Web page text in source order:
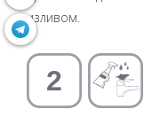
изливом.